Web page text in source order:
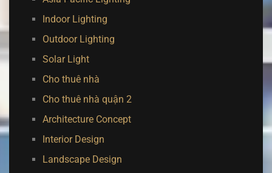
Indoor Lighting
Outdoor Lighting
Solar Light
Cho thuê nhà
Cho thuê nhà quận 2
Architecture Concept
Interior Design
Landscape Design